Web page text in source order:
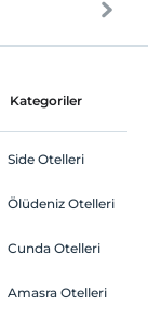
Kategoriler
Side Otelleri
Ölüdeniz Otelleri
Cunda Otelleri
Amasra Otelleri